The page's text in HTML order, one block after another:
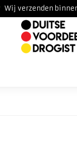
Wij verzenden